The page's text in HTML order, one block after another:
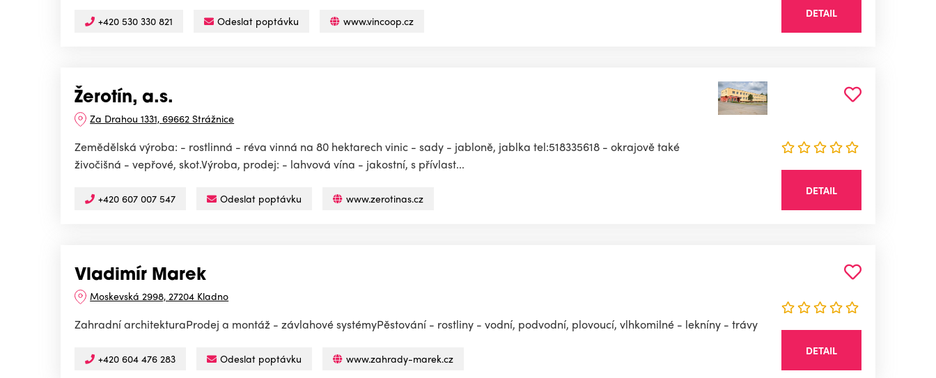
+420 530 330 821 Odeslat poptávku www.vincoop.cz
DETAIL
Žerotín, a.s.
Za Drahou 1331, 69662 Strážnice
Zemědělská výroba: - rostlinná - réva vinná na 80 hektarech vinic - sady - jabloně, jablka tel:518335618 - okrajově také
živočišná - vepřové, skot.Výroba, prodej: - lahvová vína - jakostní, s přívlast...
+420 607 007 547 Odeslat poptávku www.zerotinas.cz
DETAIL
Vladimír Marek
Moskevská 2998, 27204 Kladno
Zahradní architekturaProdej a montáž - závlahové systémyPěstování - rostliny - vodní, podvodní, plovoucí, vlhkomilné - lekníny - trávy
+420 604 476 283 Odeslat poptávku www.zahrady-marek.cz
DETAIL